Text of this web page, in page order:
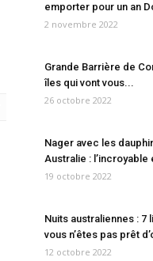
emporter pour un an
2 novembre 2022
Grande Barrière de
îles qui vont vous...
26 octobre 2022
Nager avec les
Australie :
19 octobre 2022
Nuits australiennes : 7
vous n’êtes pas prêt
12 octobre 2022